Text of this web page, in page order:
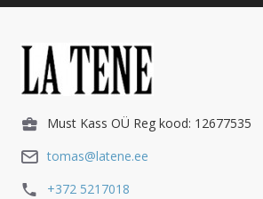
Must Kass OÜ Reg kood: 12677535
tomas@latene.ee
+372 5217018